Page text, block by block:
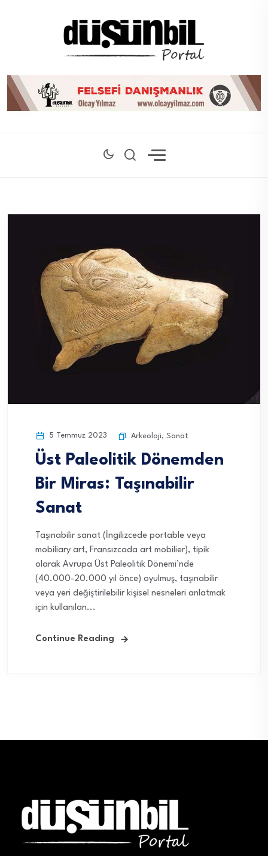
5 Temmuz 2023 Arkeoloji, Sanat
Üst Paleolitik Dönemden
Bir Miras: Taşınabilir
Sanat
Taşınabilir sanat (İngilizcede portable veya
mobiliary art, Fransızcada art mobilier), tipik
olarak Avrupa Üst Paleolitik Dönemi’nde
(40.000-20.000 yıl önce) oyulmuş, taşınabilir
veya yeri değiştirilebilir kişisel nesneleri anlatmak
için kullanılan...
Continue Reading